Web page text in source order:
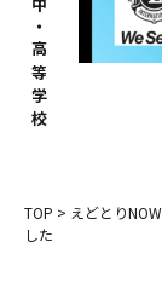
TOP > えどとり
した